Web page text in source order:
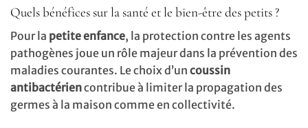
Quels bénéfices sur la santé et le bien-être des petits ?
Pour la petite enfance, la protection contre les agents
pathogènes joue un rôle majeur dans la prévention des
maladies courantes. Le choix d’un coussin
antibactériencontribue à limiter la propagation des
germes à la maison comme en collectivité.